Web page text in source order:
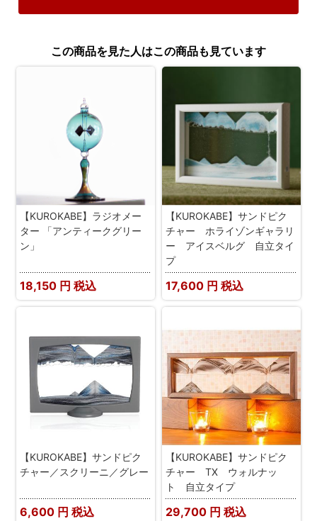
この商品を見た人はこの商品も見ています
【KUROKABE】ラジオメー
ター 「アンティークグリー
ン」
18,150 円 税込
【KUROKABE】サンドピク
チャー ホライゾンギャラリ
ー アイスベルグ 自立タイ
プ
17,600 円 税込
【KUROKABE】サンドピク
チャー／スクリーニ／グレー
6,600 円 税込
【KUROKABE】サンドピク
チャー TX ウォルナッ
ト 自立タイプ
29,700 円 税込